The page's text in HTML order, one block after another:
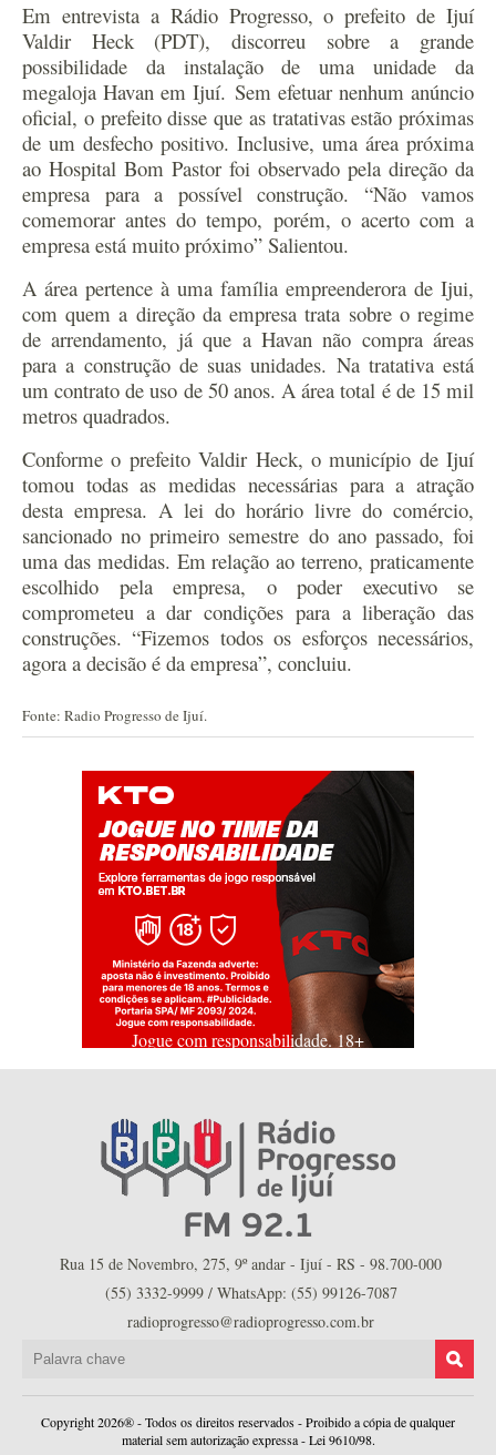
Em entrevista a Rádio Progresso, o prefeito de Ijuí
Valdir Heck (PDT), discorreu sobre a grande
possibilidade da instalação de uma unidade da
megaloja Havan em Ijuí. Sem efetuar nenhum anúncio
oficial, o prefeito disse que as tratativas estão próximas
de um desfecho positivo. Inclusive, uma área próxima
ao Hospital Bom Pastor foi observado pela direção da
empresa para a possível construção. “Não vamos
comemorar antes do tempo, porém, o acerto com a
empresa está muito próximo” Salientou.
A área pertence à uma família empreenderora de Ijui,
com quem a direção da empresa trata sobre o regime
de arrendamento, já que a Havan não compra áreas
para a construção de suas unidades. Na tratativa está
um contrato de uso de 50 anos. A área total é de 15 mil
metros quadrados.
Conforme o prefeito Valdir Heck, o município de Ijuí
tomou todas as medidas necessárias para a atração
desta empresa. A lei do horário livre do comércio,
sancionado no primeiro semestre do ano passado, foi
uma das medidas. Em relação ao terreno, praticamente
escolhido pela empresa, o poder executivo se
comprometeu a dar condições para a liberação das
construções. “Fizemos todos os esforços necessários,
agora a decisão é da empresa”, concluiu.
Fonte: Radio Progresso de Ijuí.
Jogue com responsabilidade. 18+
Rua 15 de Novembro, 275, 9º andar - Ijuí - RS - 98.700-000
(55) 3332-9999 / WhatsApp: (55) 99126-7087
radioprogresso@radioprogresso.com.br
Copyright 2026® - Todos os direitos reservados - Proibido a cópia de qualquer
material sem autorização expressa - Lei 9610/98.